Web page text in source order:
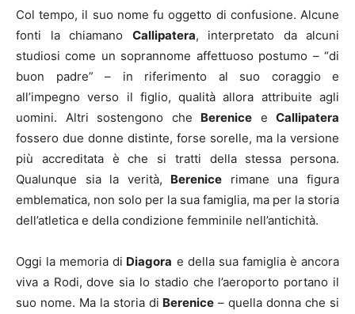
Col tempo, il suo nome fu oggetto di confusione. Alcune
fonti la chiamano Callipatera, interpretato da alcuni
studiosi come un soprannome affettuoso postumo – “di
buon padre” – in riferimento al suo coraggio e
all’impegno verso il figlio, qualità allora attribuite agli
uomini. Altri sostengono che Berenice e Callipatera
fossero due donne distinte, forse sorelle, ma la versione
più accreditata è che si tratti della stessa persona.
Qualunque sia la verità, Berenice rimane una figura
emblematica, non solo per la sua famiglia, ma per la storia
dell’atletica e della condizione femminile nell’antichità.
Oggi la memoria di Diagora e della sua famiglia è ancora
viva a Rodi, dove sia lo stadio che l’aeroporto portano il
suo nome. Ma la storia di Berenice – quella donna che si